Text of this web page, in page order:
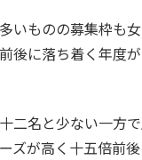
いものの募集枠も
後に落ち着く年度
二名と少ない一方
ズが高く十五倍前